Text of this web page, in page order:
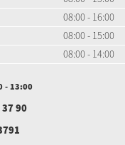
08:00 - 16:00
08:00 - 15:00
08:00 - 14:00
- 13:00
90